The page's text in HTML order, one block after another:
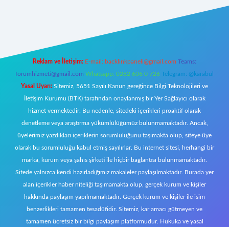
Reklam ve İletişim: E-mail: backlinkpaneli@gmail.com Teams:
forumhizmeti@gmail.com Whatsapp: 0262 606 0 726 Telegram: @karabul
Yasal Uyarı: Sitemiz, 5651 Sayılı Kanun gereğince Bilgi Teknolojileri ve
İletişim Kurumu (BTK) tarafından onaylanmış bir Yer Sağlayıcı olarak
hizmet vermektedir. Bu nedenle, sitedeki içerikleri proaktif olarak
denetleme veya araştırma yükümlülüğümüz bulunmamaktadır. Ancak,
üyelerimiz yazdıkları içeriklerin sorumluluğunu taşımakta olup, siteye üye
olarak bu sorumluluğu kabul etmiş sayılırlar. Bu internet sitesi, herhangi bir
marka, kurum veya şahıs şirketi ile hiçbir bağlantısı bulunmamaktadır.
Sitede yalnızca kendi hazırladığımız makaleler paylaşılmaktadır. Burada yer
alan içerikler haber niteliği taşımamakta olup, gerçek kurum ve kişiler
hakkında paylaşım yapılmamaktadır. Gerçek kurum ve kişiler ile isim
benzerlikleri tamamen tesadüfidir. Sitemiz, kar amacı gütmeyen ve
tamamen ücretsiz bir bilgi paylaşım platformudur. Hukuka ve yasal